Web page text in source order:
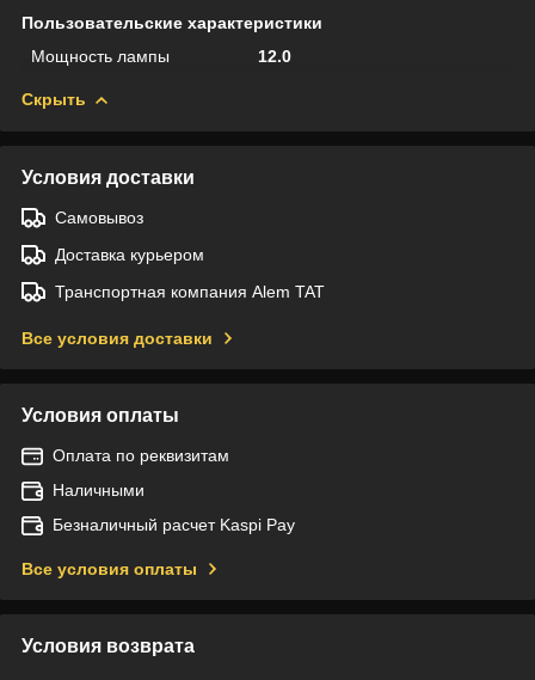
Пользовательские характеристики
Мощность лампы
12.0
Скрыть
Условия доставки
Самовывоз
Доставка курьером
Транспортная компания Alem TAT
Все условия доставки
Условия оплаты
Оплата по реквизитам
Наличными
Безналичный расчет Kaspi Pay
Все условия оплаты
Условия возврата